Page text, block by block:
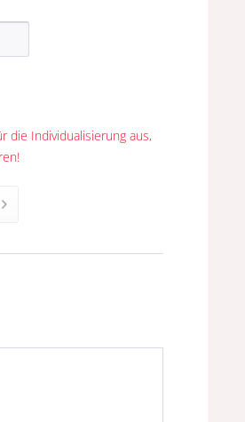
die Individualisierung aus,